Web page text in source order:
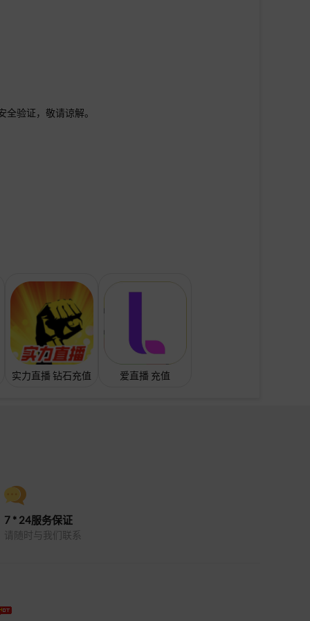
验证，敬请谅解。
实力直播 钻石充值 爱直播 充值
7 * 24服务保证
请随时与我们联系